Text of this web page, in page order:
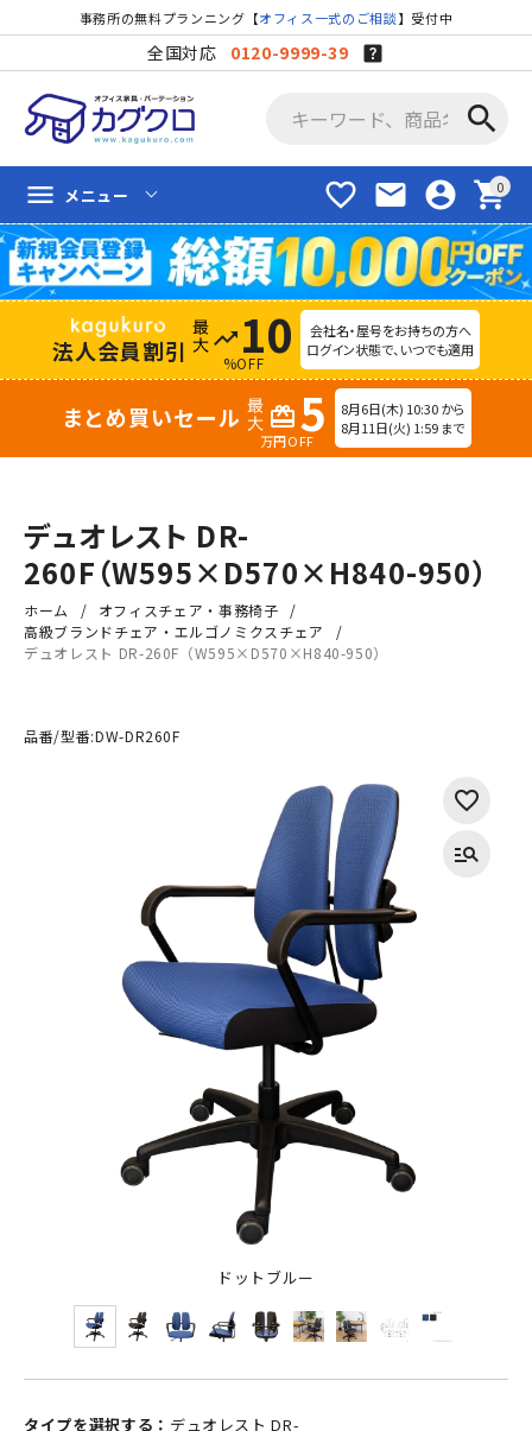
事務所の無料プランニング【オフィス一式のご相談】受付中
全国対応 0120-9999-39
search
favorite_border mail account_circle shopping_cart
menu メニュー
法人会員割引 trending_up 10
%OFF
会社名・屋号をお持ちの方へ
ログイン状態で、いつでも適用
まとめ買いセール redeem 5
万円OFF
8月6日(木) 10:30 から
8月11日(火) 1:59 まで
デュオレスト DR-
260F（W595×D570×H840-950）
ホーム
オフィスチェア・事務椅子
高級ブランドチェア・エルゴノミクスチェア
デュオレスト DR-260F（W595×D570×H840-950）
品番/型番:DW-DR260F
ドットブルー
タイプを選択する： デュオレスト DR-